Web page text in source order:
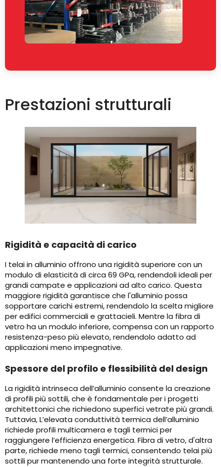
Prestazioni strutturali
Rigidità e capacità di carico
I telai in alluminio offrono una rigidità superiore con un
modulo di elasticità di circa 69 GPa, rendendoli ideali per
grandi campate e applicazioni ad alto carico. Questa
maggiore rigidità garantisce che l'alluminio possa
sopportare carichi estremi, rendendolo la scelta migliore
per edifici commerciali e grattacieli. Mentre la fibra di
vetro ha un modulo inferiore, compensa con un rapporto
resistenza-peso più elevato, rendendolo adatto ad
applicazioni meno impegnative.
Spessore del profilo e flessibilità del design
La rigidità intrinseca dell’alluminio consente la creazione
di profili più sottili, che è fondamentale per i progetti
architettonici che richiedono superfici vetrate più grandi.
Tuttavia, L’elevata conduttività termica dell’alluminio
richiede profili multicamera e tagli termici per
raggiungere l’efficienza energetica. Fibra di vetro, d'altra
parte, richiede meno tagli termici, consentendo telai più
sottili pur mantenendo una forte integrità strutturale.